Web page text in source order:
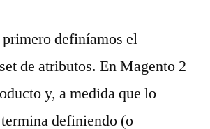
definíamos el
de atributos. En Magento 2
y, a medida que lo
definiendo (o